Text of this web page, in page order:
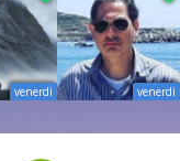
venerdì venerdì